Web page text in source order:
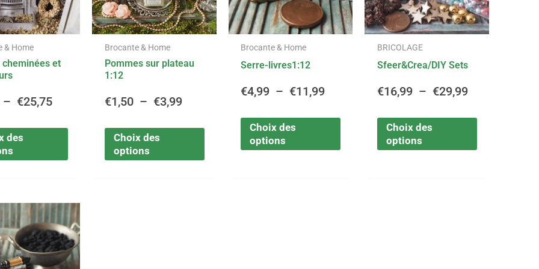
& Home
cheminées et
– €25,75
€3,50
des
options
peuvent
être
produit
Brocante & Home
Pommes sur plateau
1:12
€1,50 – €3,99
€1,50
Choix des
options
options
peuvent
être
choisies
produit
Brocante & Home
Serre-livres1:12
€4,99 – €11,99
€4,99
Choix des
options
options
peuvent
être
choisiesBRICOLAGE
Sfeer&Crea/DIY Sets
€16,99 – €29,99
€16,99
Choix des
options
options
peuvent
être
Plage
de
Ce
produit
a
plusieurs